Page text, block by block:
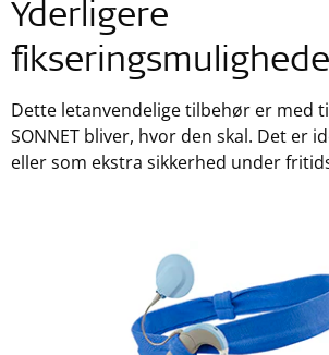
Yderligere
Dette letanvendelige tilbehør er med
SONNET bliver, hvor den skal. Det er
eller som ekstra sikkerhed under